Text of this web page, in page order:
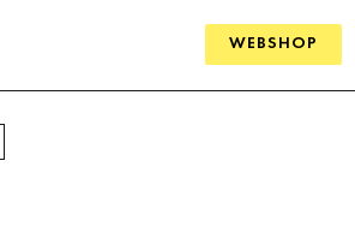
WEBSHOP